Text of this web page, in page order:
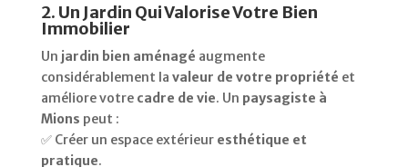
2. Un Jardin Qui Valorise Votre Bien
Immobilier
Un jardin bien aménagé augmente
considérablement la valeur de votre propriété et
améliore votre cadre de vie. Un paysagiste à
Mions peut :
✅ Créer un espace extérieur esthétique et
pratique.